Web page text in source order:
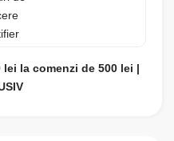
la comenzi de 500 lei |